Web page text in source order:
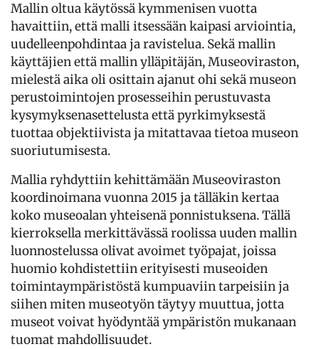
Mallin oltua käytössä kymmenisen vuotta
havaittiin, että malli itsessään kaipasi arviointia,
uudelleenpohdintaa ja ravistelua. Sekä mallin
käyttäjien että mallin ylläpitäjän, Museoviraston,
mielestä aika oli osittain ajanut ohi sekä museon
perustoimintojen prosesseihin perustuvasta
kysymyksenasettelusta että pyrkimyksestä
tuottaa objektiivista ja mitattavaa tietoa museon
suoriutumisesta.
Mallia ryhdyttiin kehittämään Museoviraston
koordinoimana vuonna 2015 ja tälläkin kertaa
koko museoalan yhteisenä ponnistuksena. Tällä
kierroksella merkittävässä roolissa uuden mallin
luonnostelussa olivat avoimet työpajat, joissa
huomio kohdistettiin erityisesti museoiden
toimintaympäristöstä kumpuaviin tarpeisiin ja
siihen miten museotyön täytyy muuttua, jotta
museot voivat hyödyntää ympäristön mukanaan
tuomat mahdollisuudet.